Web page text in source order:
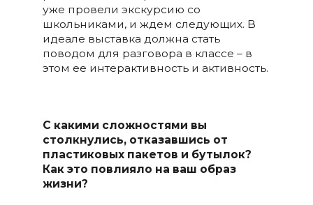
уже провели экскурсию со
школьниками, и ждем следующих. В
идеале выставка должна стать
поводом для разговора в классе – в
этом ее интерактивность и активность.
С какими сложностями вы
столкнулись, отказавшись от
пластиковых пакетов и бутылок?
Как это повлияло на ваш образ
жизни?